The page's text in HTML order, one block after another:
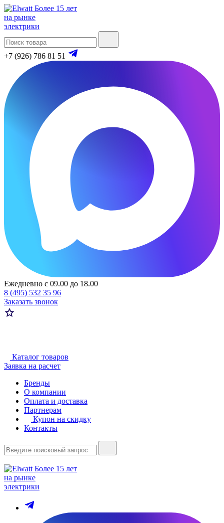
Более 15 лет
на рынке
электрики
+7 (926) 786 81 51
Ежедневно с 09.00 до 18.00
8 (495) 532 35 96
Заказать звонок
Каталог товаров
Заявка на расчет
Бренды
О компании
Оплата и доставка
Партнерам
Купон на скидку
Контакты
Более 15 лет
на рынке
электрики